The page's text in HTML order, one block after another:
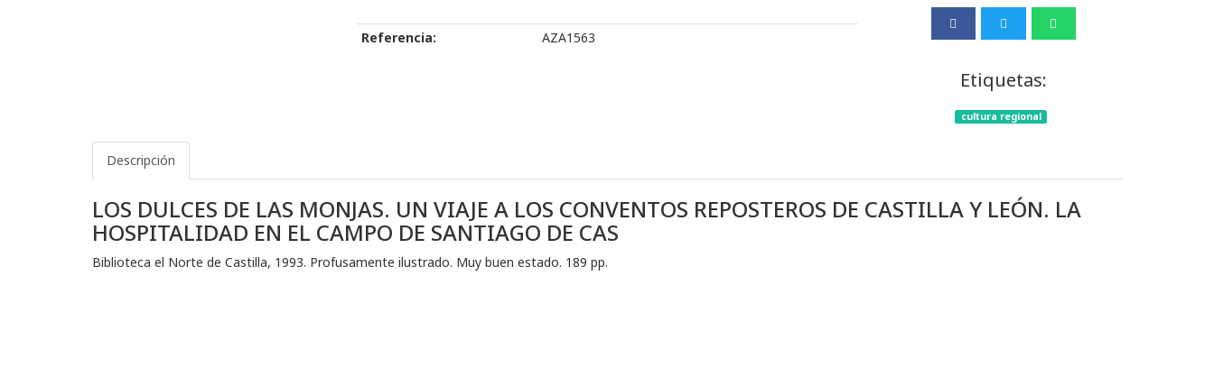
Referencia: AZA1563
Etiquetas:
cultura regional
Descripción
LOS DULCES DE LAS MONJAS. UN VIAJE A LOS CONVENTOS REPOSTEROS DE CASTILLA Y LEÓN. LA
HOSPITALIDAD EN EL CAMPO DE SANTIAGO DE CAS
Biblioteca el Norte de Castilla, 1993. Profusamente ilustrado. Muy buen estado. 189 pp.